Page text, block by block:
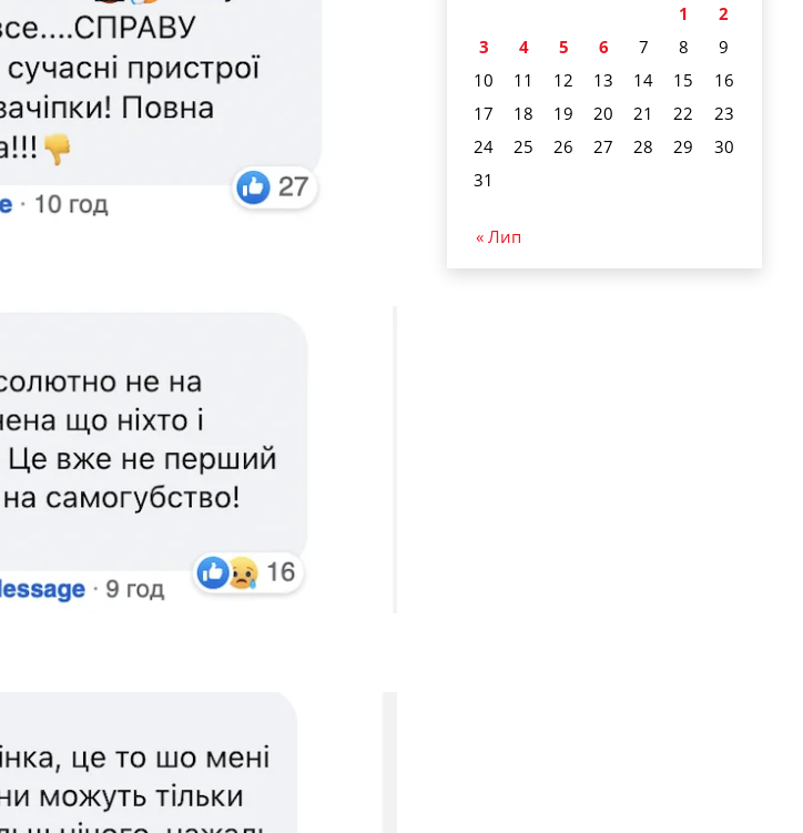
1
2
3
4 5 6 7 8
9
10
11 12 13 14 15
16
17
18 19 20 21 22
23
24
25 26 27 28 29
30
31
« Лип